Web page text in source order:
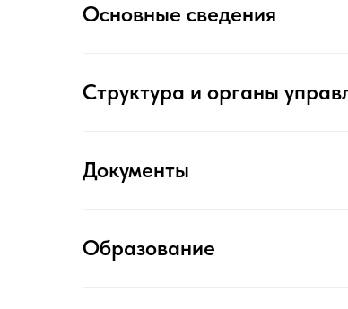
Основные сведения
Структура и органы
Документы
Образование